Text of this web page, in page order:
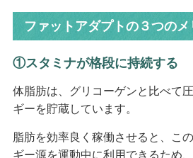
ファットアダプトの３つのメ
①スタミナが格段に持続する
体脂肪は、グリコーゲンと比べて
ギーを貯蔵しています。
脂肪を効率良く稼働させると、こ
ギー源を運動中に利用できるため、